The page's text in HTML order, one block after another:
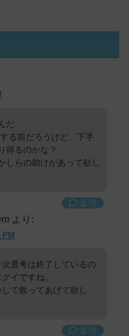
だ
る前だろうけど、下手
得るのかな？
しらの助けがあって欲し
返信
より:
PM
選考は終了しているの
イですね。
て救ってあげて欲し
返信